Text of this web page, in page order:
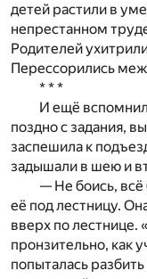
детей растили в
непрестанном
Родителей
Перессорились
* * *
И ещё
поздно с задания,
заспешила к
задышали в шею и
— Не боись,
её под лестницу.
вверх по лестнице.
пронзительно, как
попыталась